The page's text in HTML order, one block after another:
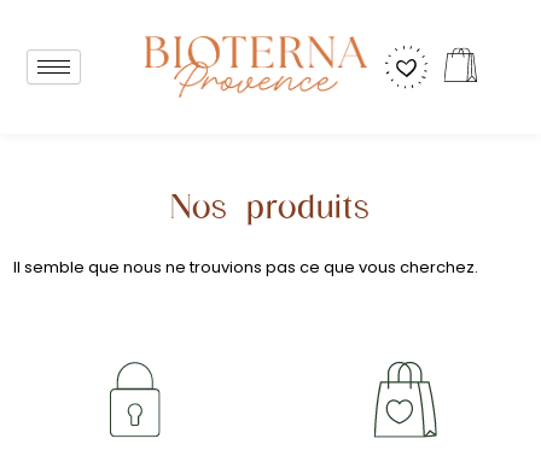
contenu
Panier
Nos produits
Il semble que nous ne trouvions pas ce que vous cherchez.